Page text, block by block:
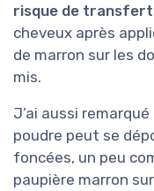
risque de
cheveux après
de marron sur les
mis.
J’ai aussi
poudre peut se
foncées, un peu
paupière marron